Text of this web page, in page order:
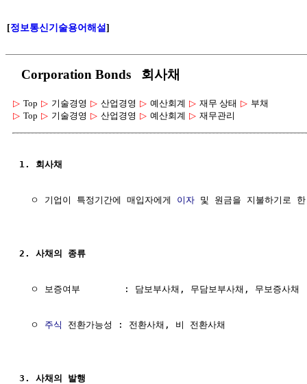
[정보통신기술용어해설]
Corporation Bonds 회사채
▷ Top ▷ 기술경영 ▷ 산업경영 ▷ 예산회계 ▷ 재무 상태 ▷ 부채
▷ Top ▷ 기술경영 ▷ 산업경영 ▷ 예산회계 ▷ 재무관리
1. 회사채
  ㅇ 기업이 특정기간에 매입자에게
이자 및 원금을 지불하기로
2. 사채의 종류
  ㅇ 보증여부        : 담보부사채, 무담보부사채, 무보증사채
  ㅇ
주식 전환가능성 : 전환사채, 비 전환사채
3. 사채의 발행